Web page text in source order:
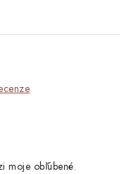
moje obľúbené.